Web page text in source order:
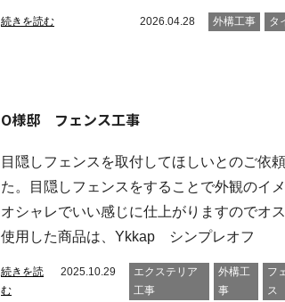
続きを読む 2026.04.28 外構工事 タ
O様邸 フェンス工事
目隠しフェンスを取付してほしいとのご依
た。目隠しフェンスをすることで外観のイ
オシャレでいい感じに仕上がりますのでオ
使用した商品は、Ykkap シンプレオフ
続きを読
む
2025.10.29
エクステリア
工事
外構工
事
フ
ス